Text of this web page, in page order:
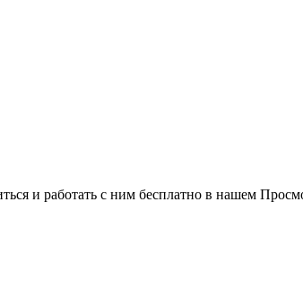
и работать с ним бесплатно в нашем